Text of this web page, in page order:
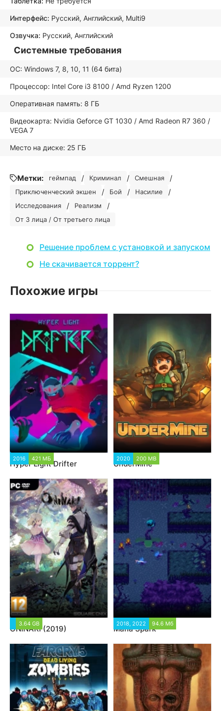
Интерфейс: Русский, Английский, Multi9
Озвучка: Русский, Английский
Системные требования
ОС: Windows 7, 8, 10, 11 (64 бита)
Процессор: Intel Core i3 8100 / Amd Ryzen 1200
Оперативная память: 8 ГБ
Видеокарта: Nvidia Geforce GT 1030 / Amd Radeon R7 360 /
VEGA 7
Место на диске: 25 ГБ
Метки: геймпад / Криминал / Смешная /
Приключенческий экшен / Бой / Насилие /
Исследования / Реализм /
От 3 лица / От третьего лица
Решение проблем с установкой и запуском
Не скачивается торрент?
Похожие игры
2016 421 МБ
Hyper Light Drifter
2020 200 MB
UnderMine
3.64 GB
ONINAKI (2019)
2018, 2022 94.6 Мб
Mana Spark